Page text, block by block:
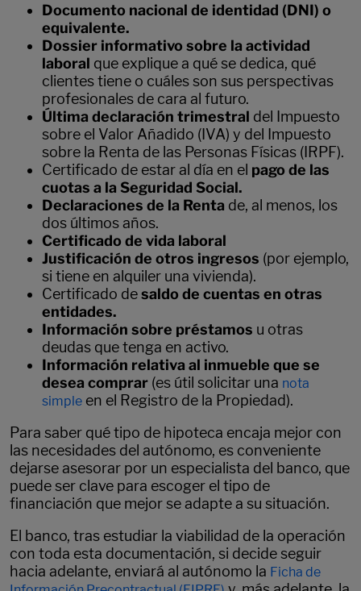
Documento nacional de identidad (DNI) o
equivalente.
Dossier informativo sobre la actividad
laboral que explique a qué se dedica, qué
clientes tiene o cuáles son sus perspectivas
profesionales de cara al futuro.
Última declaración trimestral del Impuesto
sobre el Valor Añadido (IVA) y del Impuesto
sobre la Renta de las Personas Físicas (IRPF).
Certificado de estar al día en el pago de las
cuotas a la Seguridad Social.
Declaraciones de la Renta de, al menos, los
dos últimos años.
Certificado de vida laboral
Justificación de otros ingresos (por ejemplo,
si tiene en alquiler una vivienda).
Certificado desaldo de cuentas en otras
entidades.
Información sobre préstamos u otras
deudas que tenga en activo.
Información relativa al inmueble que se
desea comprar (es útil solicitar una nota
simple en el Registro de la Propiedad).
Para saber qué tipo de hipoteca encaja mejor con
las necesidades del autónomo, es conveniente
dejarse asesorar por un especialista del banco, que
puede ser clave para escoger el tipo de
financiación que mejor se adapte a su situación.
El banco, tras estudiar la viabilidad de la operación
con toda esta documentación, si decide seguir
hacia adelante, enviará al autónomo la Ficha de